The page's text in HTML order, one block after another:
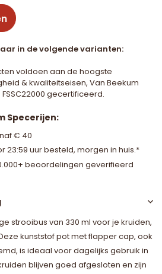
in de volgende varianten:
voldoen aan de hoogste
& kwaliteitseisen, Van Beekum
gecertificeerd.
Specerijen:
€ 40
23:59 uur besteld, morgen in huis.*
beoordelingen geverifieerd
strooibus van 330 ml voor je kruiden,
kunststof pot met flapper cap, ook
is ideaal voor dagelijks gebruik in
blijven goed afgesloten en zijn